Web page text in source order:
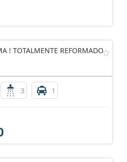
! TOTALMENTE REFORMADO
3 1